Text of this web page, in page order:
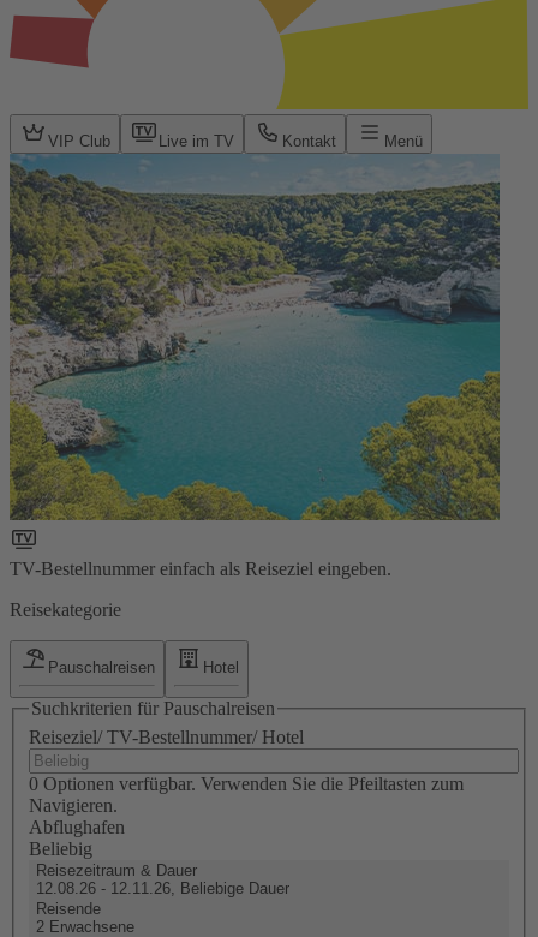
VIP Club Live im TV Kontakt Menü
TV-Bestellnummer einfach als Reiseziel eingeben.
Reisekategorie
Pauschalreisen Hotel
Suchkriterien für Pauschalreisen
Reiseziel/ TV-Bestellnummer/ Hotel
0 Optionen verfügbar. Verwenden Sie die Pfeiltasten zum
Navigieren.
Abflughafen
Beliebig
Reisezeitraum & Dauer
12.08.26 - 12.11.26, Beliebige Dauer
Reisende
2 Erwachsene